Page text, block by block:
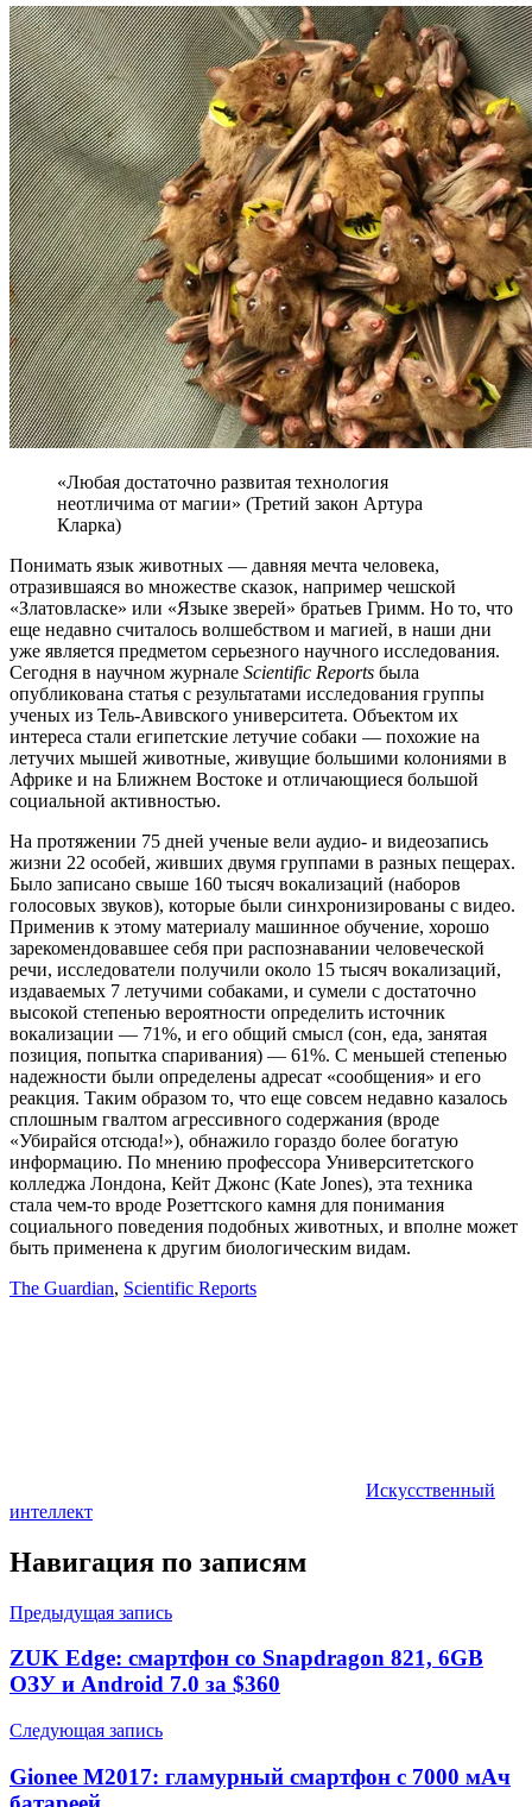
«Любая достаточно развитая технология
неотличима от магии» (Третий закон Артура
Кларка)
Понимать язык животных — давняя мечта человека,
отразившаяся во множестве сказок, например чешской
«Златовласке» или «Языке зверей» братьев Гримм. Но то, что
еще недавно считалось волшебством и магией, в наши дни
уже является предметом серьезного научного исследования.
Сегодня в научном журнале Scientific Reports была
опубликована статья с результатами исследования группы
ученых из Тель-Авивского университета. Объектом их
интереса стали египетские летучие собаки — похожие на
летучих мышей животные, живущие большими колониями в
Африке и на Ближнем Востоке и отличающиеся большой
социальной активностью.
На протяжении 75 дней ученые вели аудио- и видеозапись
жизни 22 особей, живших двумя группами в разных пещерах.
Было записано свыше 160 тысяч вокализаций (наборов
голосовых звуков), которые были синхронизированы с видео.
Применив к этому материалу машинное обучение, хорошо
зарекомендовавшее себя при распознавании человеческой
речи, исследователи получили около 15 тысяч вокализаций,
издаваемых 7 летучими собаками, и сумели с достаточно
высокой степенью вероятности определить источник
вокализации — 71%, и его общий смысл (сон, еда, занятая
позиция, попытка спаривания) — 61%. С меньшей степенью
надежности были определены адресат «сообщения» и его
реакция. Таким образом то, что еще совсем недавно казалось
сплошным гвалтом агрессивного содержания (вроде
«Убирайся отсюда!»), обнажило гораздо более богатую
информацию. По мнению профессора Университетского
колледжа Лондона, Кейт Джонс (Kate Jones), эта техника
стала чем-то вроде Розеттского камня для понимания
социального поведения подобных животных, и вполне может
быть применена к другим биологическим видам.
The Guardian, Scientific Reports
Искусственный
интеллект
Навигация по записям
Предыдущая запись
ZUK Edge: смартфон со Snapdragon 821, 6GB
ОЗУ и Android 7.0 за $360
Следующая запись
Gionee M2017: гламурный смартфон с 7000 мАч